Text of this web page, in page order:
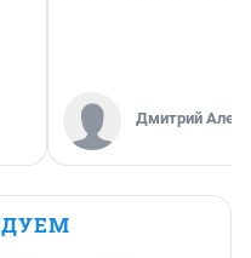
Дмитрий